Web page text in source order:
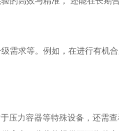
求等。例如，在进行有
力容器等特殊设备，还需